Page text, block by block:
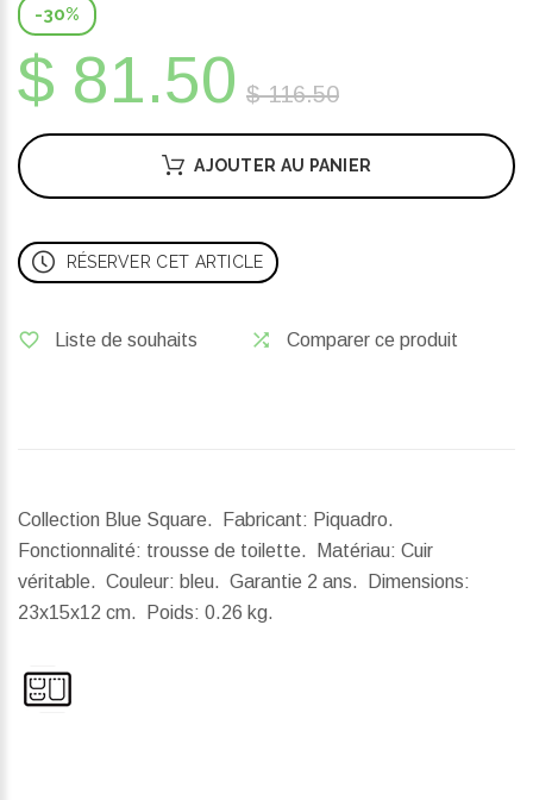
-30%
$ 81.50 $ 116.50
AJOUTER AU PANIER
RÉSERVER CET ARTICLE
Liste de souhaits Comparer ce produit
Collection Blue Square. Fabricant: Piquadro.
Fonctionnalité: trousse de toilette. Matériau: Cuir
véritable. Couleur: bleu. Garantie 2 ans.
Dimensions:
23x15x12 cm.
Poids: 0.26 kg.